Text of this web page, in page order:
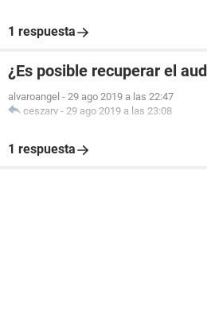
1 respuesta
¿Es posible recuperar el
alvaroangel - 29 ago 2019 a las 22:47
ceszarv - 29 ago 2019 a las 23:08
1 respuesta